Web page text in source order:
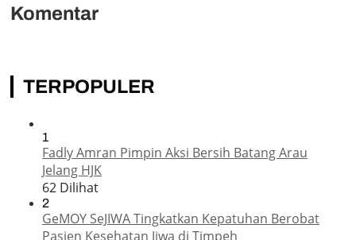
Komentar
TERPOPULER
1
Fadly Amran Pimpin Aksi Bersih Batang Arau
Jelang HJK
62 Dilihat
2
GeMOY SeJIWA Tingkatkan Kepatuhan Berobat
Pasien Kesehatan Jiwa di Timpeh